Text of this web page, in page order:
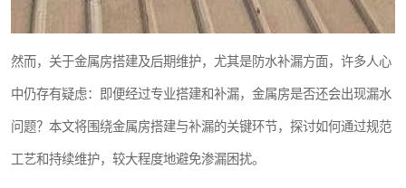
然而，关于金属房搭建及后期维护，尤其是防水补漏方面，许多人心
中仍存有疑虑：即便经过专业搭建和补漏，金属房是否还会出现漏水
问题？本文将围绕金属房搭建与补漏的关键环节，探讨如何通过规范
工艺和持续维护，较大程度地避免渗漏困扰。